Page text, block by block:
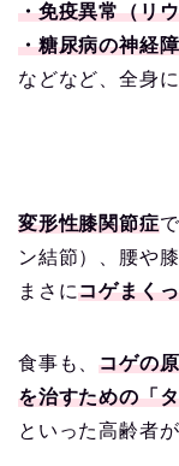
・免疫異常（リ
・糖尿病の神経
などなど、全身
変形性膝関節症
ン結節）、腰や
まさにコゲまく
食事も、コゲの
を治すための「
といった高齢者